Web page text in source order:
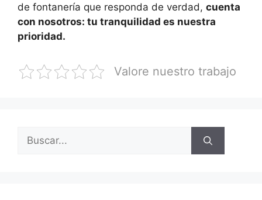
de fontanería que responda de verdad, cuenta
con nosotros: tu tranquilidad es nuestra
prioridad.
Valore nuestro trabajo
Buscar: